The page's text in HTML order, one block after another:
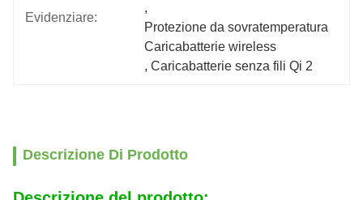
Evidenziare:
,
Protezione da sovratemperatura
Caricabatterie wireless
, Caricabatterie senza fili Qi 2
Descrizione Di Prodotto